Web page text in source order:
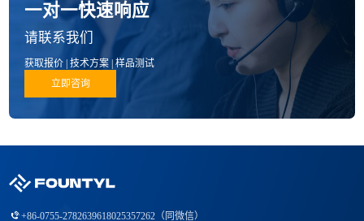
一对一快速响应
请联系我们
获取报价 | 技术方案 | 样品测试
立即咨询
+86-0755-2782639618025357262（同微信）